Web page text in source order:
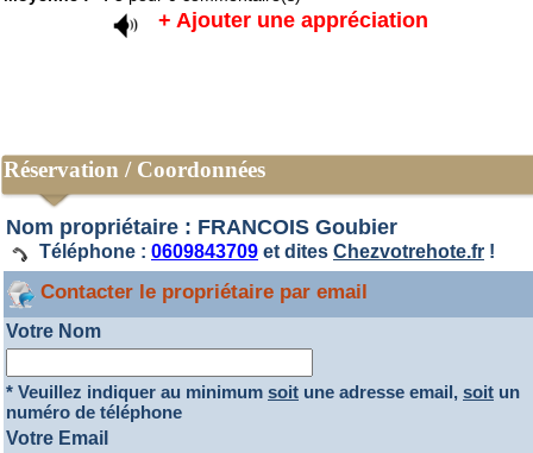
+ Ajouter une appréciation
Réservation / Coordonnées
Nom propriétaire : FRANCOIS Goubier
Téléphone : 0609843709 et dites Chezvotrehote.fr !
Contacter le propriétaire par email
Votre Nom
* Veuillez indiquer au minimum soit une adresse email, soit un
numéro de téléphone
Votre Email